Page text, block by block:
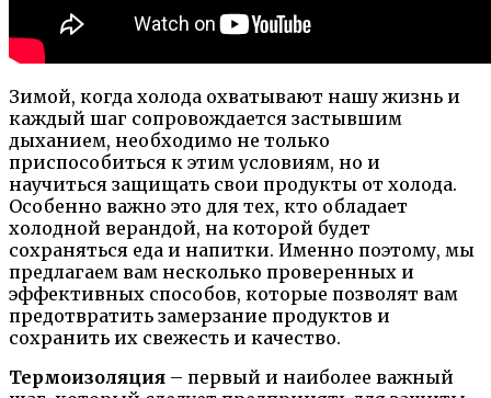
Зимой, когда холода охватывают нашу жизнь и
каждый шаг сопровождается застывшим
дыханием, необходимо не только
приспособиться к этим условиям, но и
научиться защищать свои продукты от холода.
Особенно важно это для тех, кто обладает
холодной верандой, на которой будет
сохраняться еда и напитки. Именно поэтому, мы
предлагаем вам несколько проверенных и
эффективных способов, которые позволят вам
предотвратить замерзание продуктов и
сохранить их свежесть и качество.
Термоизоляция – первый и наиболее важный